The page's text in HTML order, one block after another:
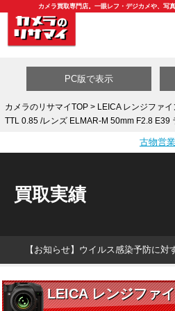
カメラ買取専門店。一眼レフ・デジカメや、写
PC版で表示
カメラのリサマイTOP> LEICA レンジファイ
TTL 0.85 /レンズ ELMAR-M 50mm F2.8 E39
古物営
買取実績
【お知らせ】ウイルス感染予防に